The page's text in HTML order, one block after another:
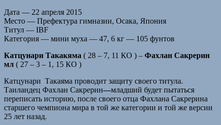
Дата — 22 апреля 2015
Место — Префектура гимназии, Осака, Япония
Титул — IBF
Категория — мини муха — 47, 6 кг — 105 фунтов
Катцунари Такакяма ( 28 – 7, 11 КО ) – Фахлан Сакрерин
мл ( 27 – 3 – 1, 15 КО )
Катцунари Такаяма проводит защиту своего титула.
Таиландец Фахлан Сакрерин—младший будет пытаться
переписать историю, после своего отца Фахлана Сакрерина
старшего чемпиона мира в той же категории и той же версии
25 лет назад.